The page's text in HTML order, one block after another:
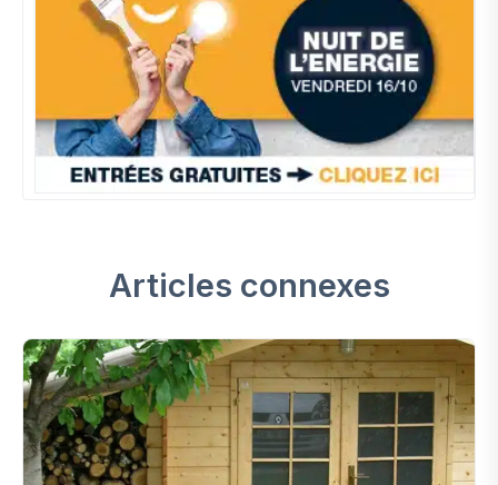
Articles connexes